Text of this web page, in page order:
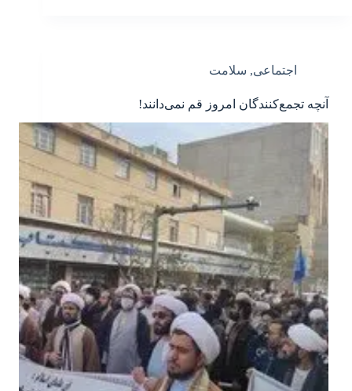
اجتماعی, سلامت
آنچه تجمع‌کنندگان امروز قم نمی‌دانند!